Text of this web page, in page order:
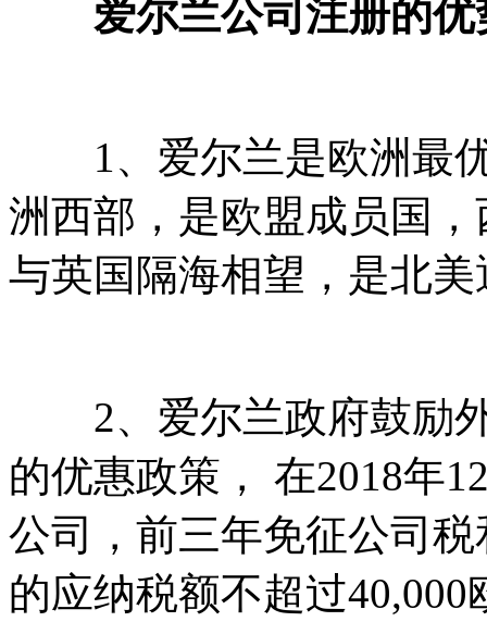
爱尔兰公司注册的优
1、爱尔兰是欧洲最优
洲西部，是欧盟成员国
与英国隔海相望，是北
2、爱尔兰政府鼓励外
的优惠政策， 在2018年
公司，前三年免征公司
的应纳税额不超过40,000